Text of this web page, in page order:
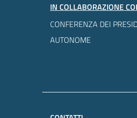
IN COLLABORAZIONE
CONFERENZA DEI
AUTONOME